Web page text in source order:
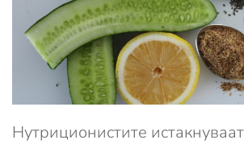
Нутриционистите